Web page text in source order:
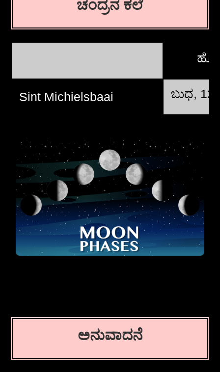
ಚಂದ್ರನ ಕಲೆ
Sint Michielsbaai ಬುಧ, 12
ಅನುವಾದನೆ